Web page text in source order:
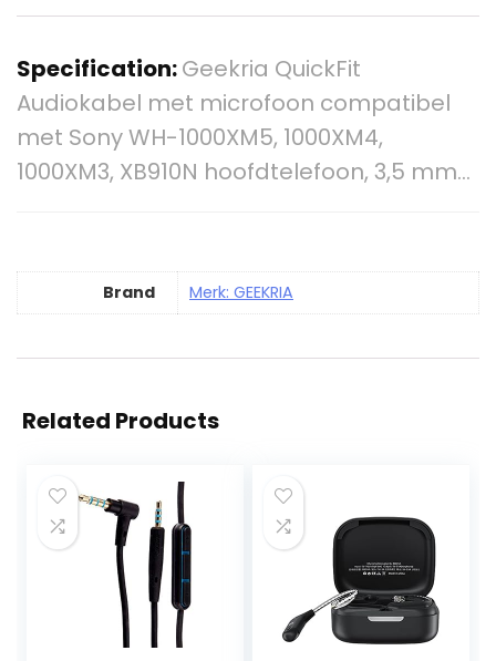
Specification:Geekria QuickFit
Audiokabel met microfoon compatibel
met Sony WH-1000XM5, 1000XM4,
1000XM3, XB910N hoofdtelefoon, 3,5 mm…
Brand Merk: GEEKRIA
Related Products